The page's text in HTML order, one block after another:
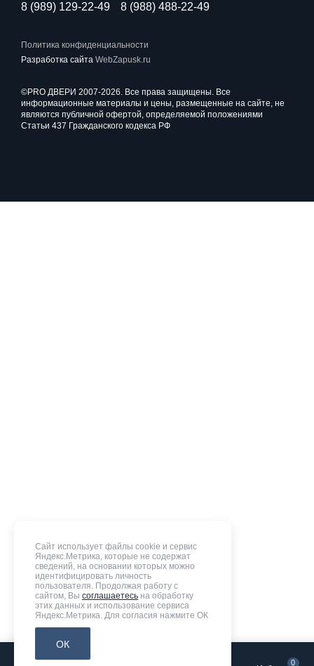
0
Политика конфиденциальности
Разработка сайта WebZapusk.ru
8 (989) 129-22-49 8 (988) 488-22-49
©PRO ДВЕРИ 2007-2026. Все права защищены. Все
информационные материалы и цены, размещенные на сайте, не
являются публичной офертой, определяемой положениями
Статьи 437 Гражданского кодекса РФ
Сайт использует файлы cookie и сервис
Яндекс.Метрика, которые не содержат
сведений, на основании которых можно
идентифицировать личность
пользователя. Продолжая работу с
сайтом, Вы соглашаетесь на обработку
этих данных и использование сервиса
Яндекс.Метрика. Для согласия нажмите ОК
ОК